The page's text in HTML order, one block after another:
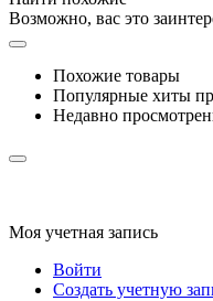
Возможно, вас это
Похожие товары
Популярные хиты
Недавно
Моя учетная запись
Войти
Создать учетную